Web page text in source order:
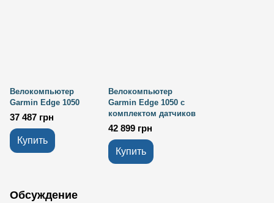
Велокомпьютер
Garmin Edge 1050
37 487 грн
Купить
Велокомпьютер
Garmin Edge 1050 с
комплектом датчиков
42 899 грн
Купить
Обсуждение